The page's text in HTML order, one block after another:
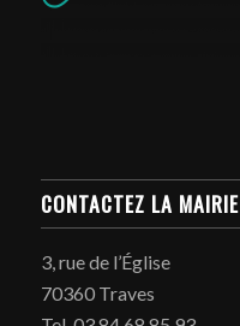
CONTACTEZ LA MAIRIE
3, rue de l’Église
70360 Traves